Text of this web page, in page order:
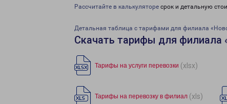
Рассчитайте в калькуляторе срок и детальную
Детальная таблица с тарифами для филиала
Скачать тарифы для филиала
Тарифы на услуги перевозки (xlsx)
Тарифы на перевозку в филиал (xls)